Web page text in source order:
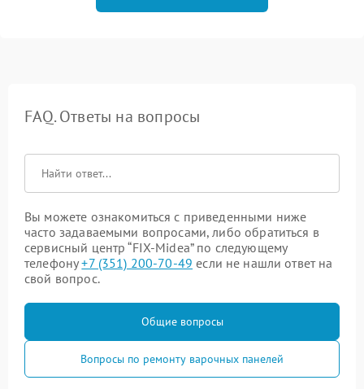
FAQ. Ответы на вопросы
Вы можете ознакомиться с приведенными ниже
часто задаваемыми вопросами, либо обратиться в
сервисный центр “FIX-Midea” по следующему
телефону+7 (351) 200-70-49 если не нашли ответ на
свой вопрос.
Общие вопросы
Вопросы по ремонту варочных панелей